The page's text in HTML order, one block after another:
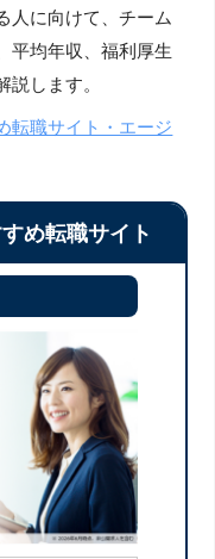
人に向けて、チーム
平均年収、福利厚生
説します。
転職サイト・エージ
め転職サイト